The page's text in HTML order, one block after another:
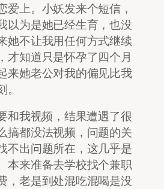
爱上。小妖发来个短信，
以为是她已经生育，也没
她不让我用任何方式继续
才知道只是怀孕了四个月
来她老公对我的偏见比我
和我视频，结果遭遇了很
搞都没法视频，问题的关
不出问题所在，这几乎是
本来准备去学校找个兼职
，老是到处混吃混喝是没